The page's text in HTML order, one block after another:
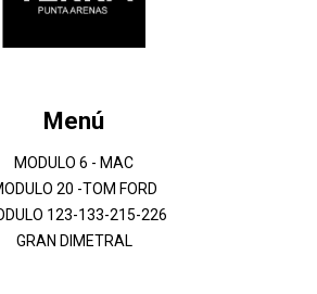
Menú
MODULO 6 - MAC
20 -TOM FORD
123-133-215-226
GRAN DIMETRAL